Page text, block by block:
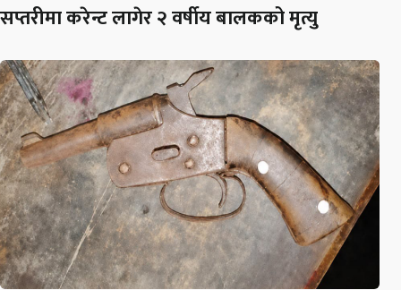
सप्तरीमा करेन्ट लागेर २ वर्षीय बालकको मृत्यु